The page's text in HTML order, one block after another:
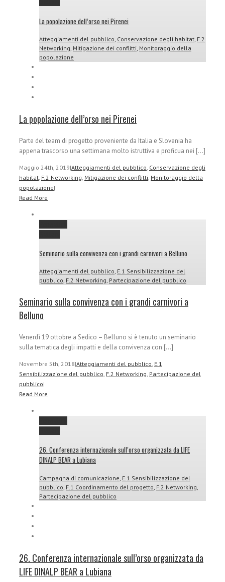
La popolazione dell’orso nei Pirenei
Atteggiamenti del pubblico Conservazione degli habitat F.2
Networking Mitigazione dei conflitti Monitoraggio della
popolazione
La popolazione dell’orso nei Pirenei
Parte del team di progetto proveniente da Italia e Slovenia ha
appena trascorso una settimana molto istruttiva e proficua nei [...]
Maggio 24th, 2019|Atteggiamenti del pubblico Conservazione degli
habitat F.2 Networking Mitigazione dei conflitti Monitoraggio della
popolazione|
Read More
Seminario sulla convivenza con i grandi carnivori a Belluno
Atteggiamenti del pubblico, E.1 Sensibilizzazione del
pubblico, F.2 Networking, Partecipazione del pubblico
Seminario sulla convivenza con i grandi carnivori a
Belluno
Venerdì 19 ottobre a Sedico – Belluno si è tenuto un seminario
sulla tematica degli impatti e della convivenza con [...]
Novembre 5th, 2018|Atteggiamenti del pubblico, E.1
Sensibilizzazione del pubblico, F.2 Networking, Partecipazione del
pubblico|
Read More
26. Conferenza internazionale sull’orso organizzata da LIFE
DINALP BEAR a Lubiana
Campagna di comunicazione E.1 Sensibilizzazione del
pubblico F.1 Coordinamento del progetto F.2 Networking
Partecipazione del pubblico
26. Conferenza internazionale sull’orso organizzata da
LIFE DINALP BEAR a Lubiana